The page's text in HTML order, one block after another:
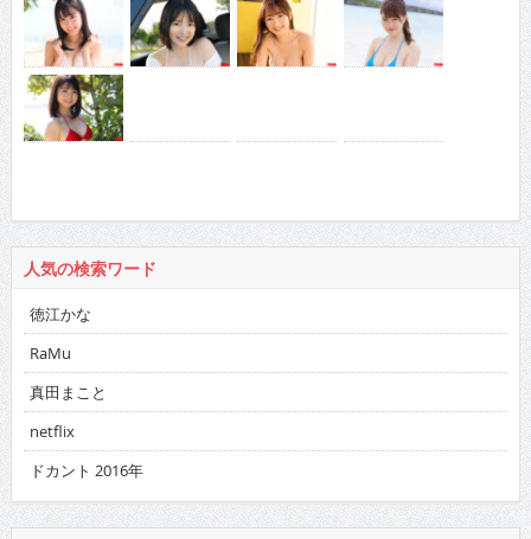
人気の検索ワード
徳江かな
RaMu
真田まこと
netflix
ドカント 2016年